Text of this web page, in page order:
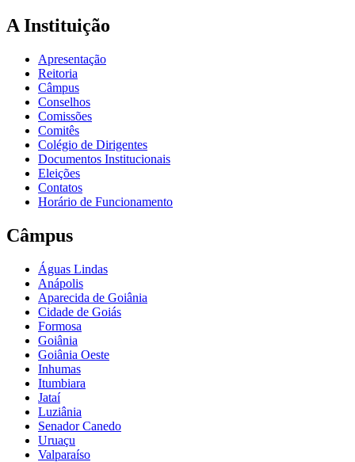
A Instituição
Apresentação
Reitoria
Câmpus
Conselhos
Comissões
Comitês
Colégio de Dirigentes
Documentos Institucionais
Eleições
Contatos
Horário de Funcionamento
Câmpus
Águas Lindas
Anápolis
Aparecida de Goiânia
Cidade de Goiás
Formosa
Goiânia
Goiânia Oeste
Inhumas
Itumbiara
Jataí
Luziânia
Senador Canedo
Uruaçu
Valparaíso